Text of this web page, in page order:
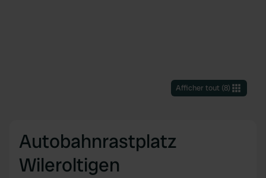
Afficher tout(8)
Autobahnrastplatz
Wileroltigen